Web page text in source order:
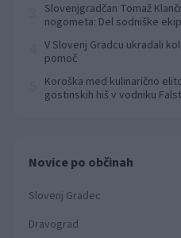
Slovenjgradčan Tomaž
nogometa: Del sodniške
V Slovenj Gradcu ukradali
pomoč
Koroška med kulinarično
gostinskih hiš v vodniku
Novice po občinah
Slovenj Gradec
Dravograd